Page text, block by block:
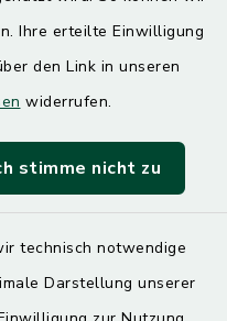
Ihre erteilte Einwilligung
den Link in unseren
widerrufen.
stimme nicht zu
technisch notwendige
Darstellung unserer